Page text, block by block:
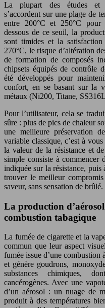
La plupart des études et
s’accordent sur une plage de
entre 200°C et 250°C
dessous de ce seuil, la
sont timides et la
270°C, le risque d’altération
de formation de composés
chipsets équipés de contrôle
été développés pour
confort, en se basant sur la
métaux (Ni200, Titane,
Pour l’utilisateur, cela se
sûre : plus de pics de chaleur
une meilleure préservation
variable classique, c’est à
la valeur de la résistance et
simple consiste à commencer
indiquée sur la résistance, puis
trouver le meilleur
saveur, sans sensation de brûlé.
La production
combustion tabagique
La fumée de cigarette et la
commun que leur aspect
fumée issue d’une
et génère goudrons,
substances chimiques,
cancérogènes. Avec une
d’un aérosol : un nuage de
produit à des températures